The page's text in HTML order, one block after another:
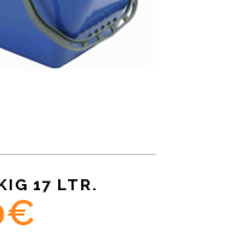
17 LTR.
€